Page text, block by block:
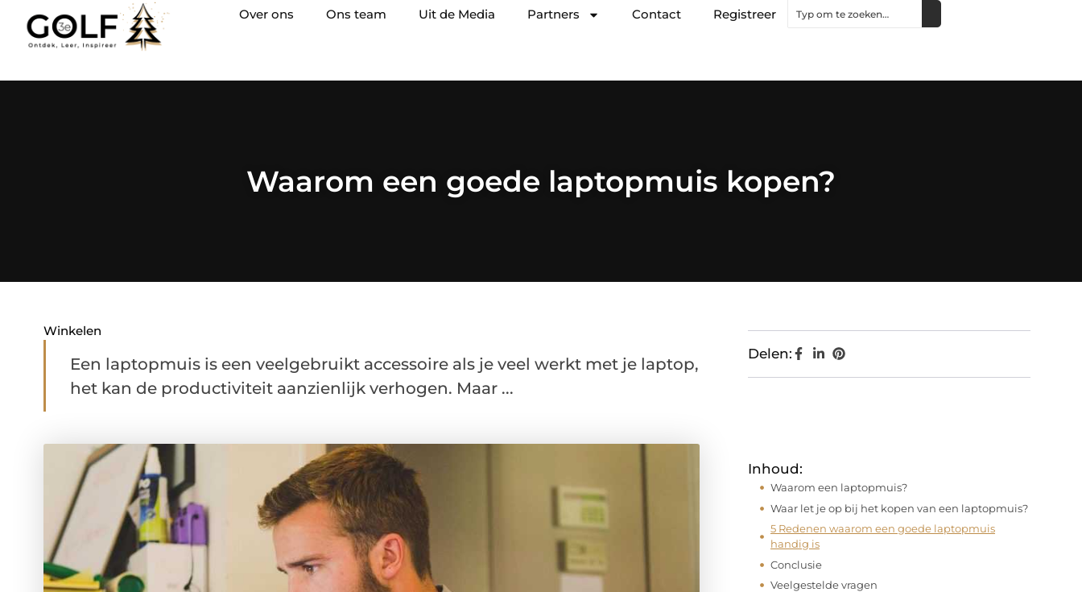
Over ons Ons team Uit de Media Partners Contact Registreer
Waarom een goede laptopmuis kopen?
Winkelen
Een laptopmuis is een veelgebruikt accessoire als je veel werkt met je laptop,
het kan de productiviteit aanzienlijk verhogen. Maar ...
Delen:
Inhoud:
Waarom een laptopmuis?
Waar let je op bij het kopen van een laptopmuis?
5 Redenen waarom een goede laptopmuis
handig is
Conclusie
Veelgestelde vragen